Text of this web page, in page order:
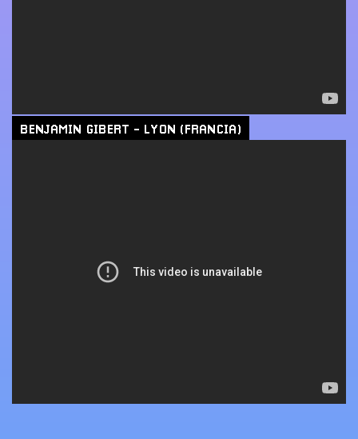
BENJAMIN GIBERT - LYON (FRANCIA)